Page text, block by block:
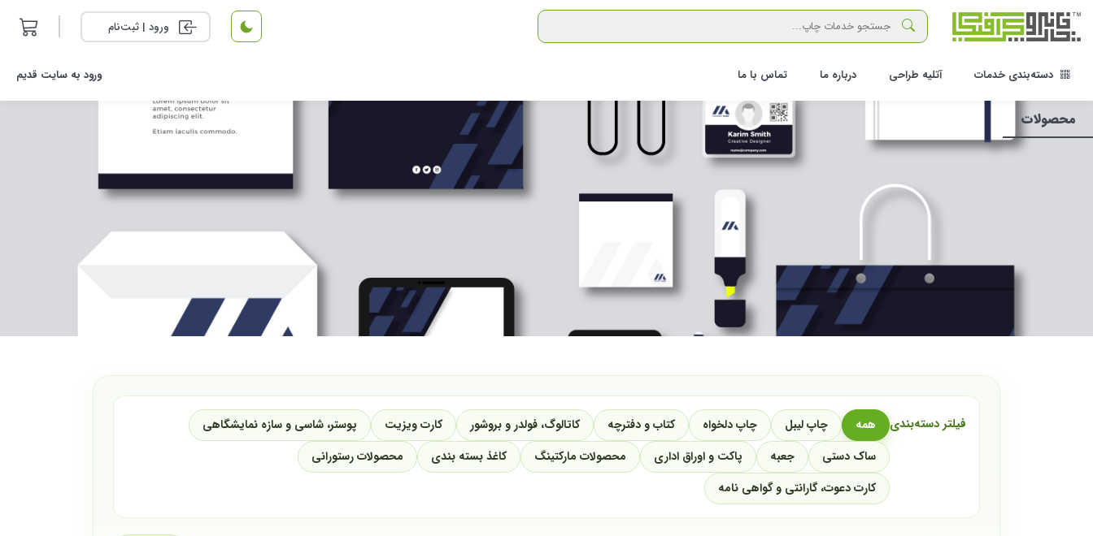
ورود | ثبت‌نام
دسته‌بندی خدمات آتلیه طراحی درباره ما تماس با ما ورود به سایت قدیم
محصولات
فیلتر دسته‌بندی همه چاپ لیبل چاپ دلخواه کتاب و دفترچه کاتالوگ، فولدر و بروشور کارت ویزیت
پوستر، شاسی و سازه نمایشگاهی
ساک دستی
جعبه پاکت و اوراق اداری محصولات مارکتینگ کاغذ بسته بندی
محصولات رستورانی
کارت دعوت، گارانتی و گواهی نامه